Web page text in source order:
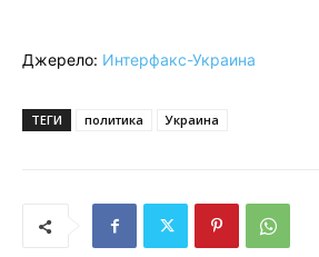
Джерело: Интерфакс-Украина
ТЕГИ политика Украина